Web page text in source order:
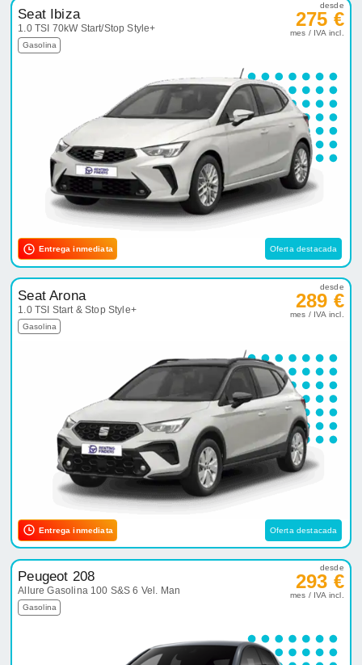
Seat Ibiza
1.0 TSI 70kW Start/Stop Style+
Gasolina
desde
275 €
mes / IVA incl.
Entrega inmediata Oferta destacada
Seat Arona
1.0 TSI Start & Stop Style+
Gasolina
desde
289 €
mes / IVA incl.
Entrega inmediata Oferta destacada
Peugeot 208
Allure Gasolina 100 S&S 6 Vel. Man
Gasolina
desde
293 €
mes / IVA incl.